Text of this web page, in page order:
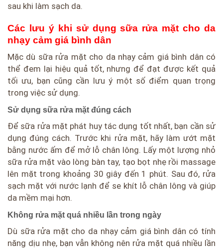
sau khi làm sạch da.
Các lưu ý khi sử dụng sữa rửa mặt cho da
nhạy cảm giá bình dân
Mặc dù sữa rửa mặt cho da nhạy cảm giá bình dân có
thể đem lại hiệu quả tốt, nhưng để đạt được kết quả
tối ưu, bạn cũng cần lưu ý một số điểm quan trọng
trong việc sử dụng.
Sử dụng sữa rửa mặt đúng cách
Để sữa rửa mặt phát huy tác dụng tốt nhất, bạn cần sử
dụng đúng cách. Trước khi rửa mặt, hãy làm ướt mặt
bằng nước ấm để mở lỗ chân lông. Lấy một lượng nhỏ
sữa rửa mặt vào lòng bàn tay, tạo bọt nhẹ rồi massage
lên mặt trong khoảng 30 giây đến 1 phút. Sau đó, rửa
sạch mặt với nước lạnh để se khít lỗ chân lông và giúp
da mềm mại hơn.
Không rửa mặt quá nhiều lần trong ngày
Dù sữa rửa mặt cho da nhạy cảm giá bình dân có tính
năng dịu nhẹ, bạn vẫn không nên rửa mặt quá nhiều lần